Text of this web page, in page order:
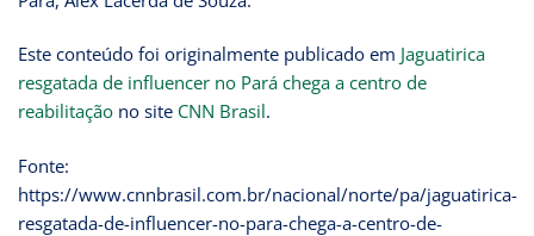
Este conteúdo foi originalmente publicado em Jaguatirica
resgatada de influencer no Pará chega a centro de
reabilitação no site CNN Brasil.
Fonte:
https://www.cnnbrasil.com.br/nacional/norte/pa/jaguatirica-
resgatada-de-influencer-no-para-chega-a-centro-de-